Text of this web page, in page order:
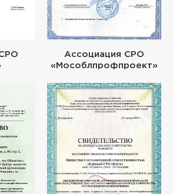
Ассоциация СРО
«Мособлпрофпроект»